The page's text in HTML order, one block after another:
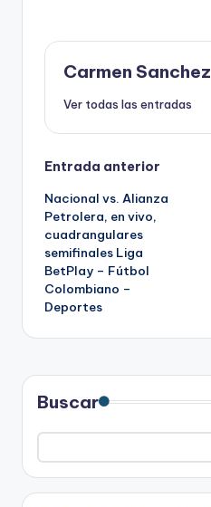
Carmen Sanchez
Ver todas las entradas
Navegación
de
entradas
Entrada anterior
Nacional vs. Alianza
Petrolera, en vivo,
cuadrangulares
semifinales Liga
BetPlay – Fútbol
Colombiano –
Deportes
Buscar